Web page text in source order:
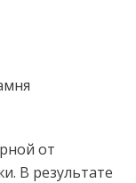
от
В результате